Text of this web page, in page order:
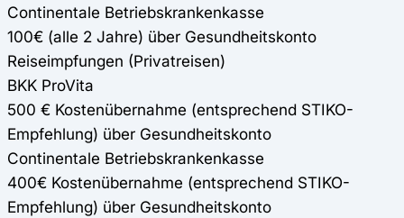
Continentale Betriebskrankenkasse
100€ (alle 2 Jahre) über Gesundheitskonto
Reiseimpfungen (Privatreisen)
BKK ProVita
500 € Kostenübernahme (entsprechend STIKO-
Empfehlung) über Gesundheitskonto
Continentale Betriebskrankenkasse
400€ Kostenübernahme (entsprechend STIKO-
Empfehlung) über Gesundheitskonto